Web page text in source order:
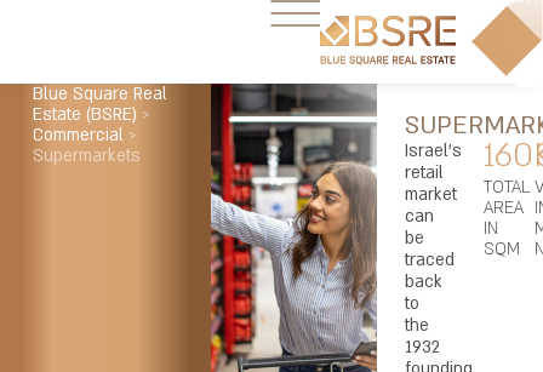
Blue Square Real
Estate (BSRE) >
Commercial >
Supermarkets
Israel’s
retail
market
can
be
traced
back
to
the
1932
TOTAL
AREA
IN
SQM